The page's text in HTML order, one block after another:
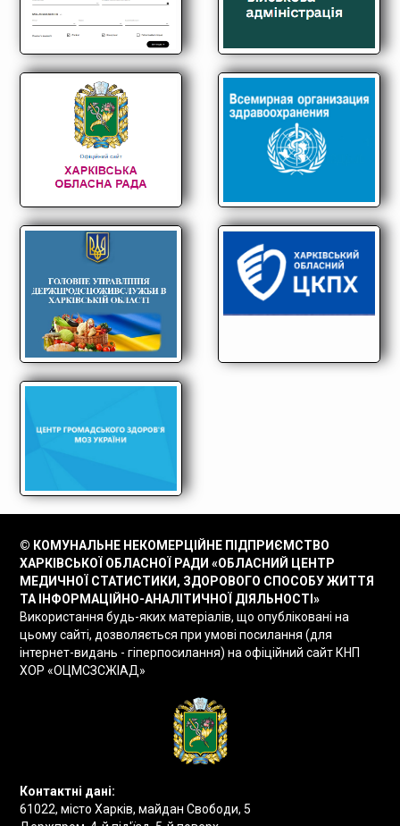
© КОМУНАЛЬНЕ НЕКОМЕРЦІЙНЕ ПІДПРИЄМСТВО
ХАРКІВСЬКОЇ ОБЛАСНОЇ РАДИ «ОБЛАСНИЙ ЦЕНТР
МЕДИЧНОЇ СТАТИСТИКИ, ЗДОРОВОГО СПОСОБУ ЖИТТЯ
ТА ІНФОРМАЦІЙНО-АНАЛІТИЧНОЇ ДІЯЛЬНОСТІ»
Використання будь-яких матеріалів, що опубліковані на
цьому сайті, дозволяється при умові посилання (для
інтернет-видань - гіперпосилання) на офіційний сайт КНП
ХОР «ОЦМСЗСЖІАД»
Контактні дані:
61022, місто Харків, майдан Свободи, 5